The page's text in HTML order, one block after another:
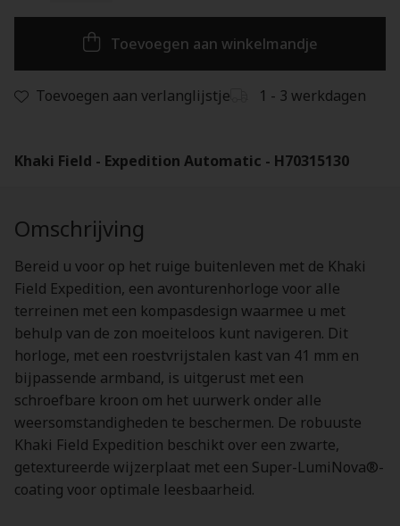
Toevoegen aan winkelmandje
Toevoegen aan verlanglijstje 1 - 3 werkdagen
Khaki Field - Expedition Automatic - H70315130
Omschrijving
Bereid u voor op het ruige buitenleven met de Khaki
Field Expedition, een avonturenhorloge voor alle
terreinen met een kompasdesign waarmee u met
behulp van de zon moeiteloos kunt navigeren. Dit
horloge, met een roestvrijstalen kast van 41 mm en
bijpassende armband, is uitgerust met een
schroefbare kroon om het uurwerk onder alle
weersomstandigheden te beschermen. De robuuste
Khaki Field Expedition beschikt over een zwarte,
getextureerde wijzerplaat met een Super-LumiNova®-
coating voor optimale leesbaarheid.